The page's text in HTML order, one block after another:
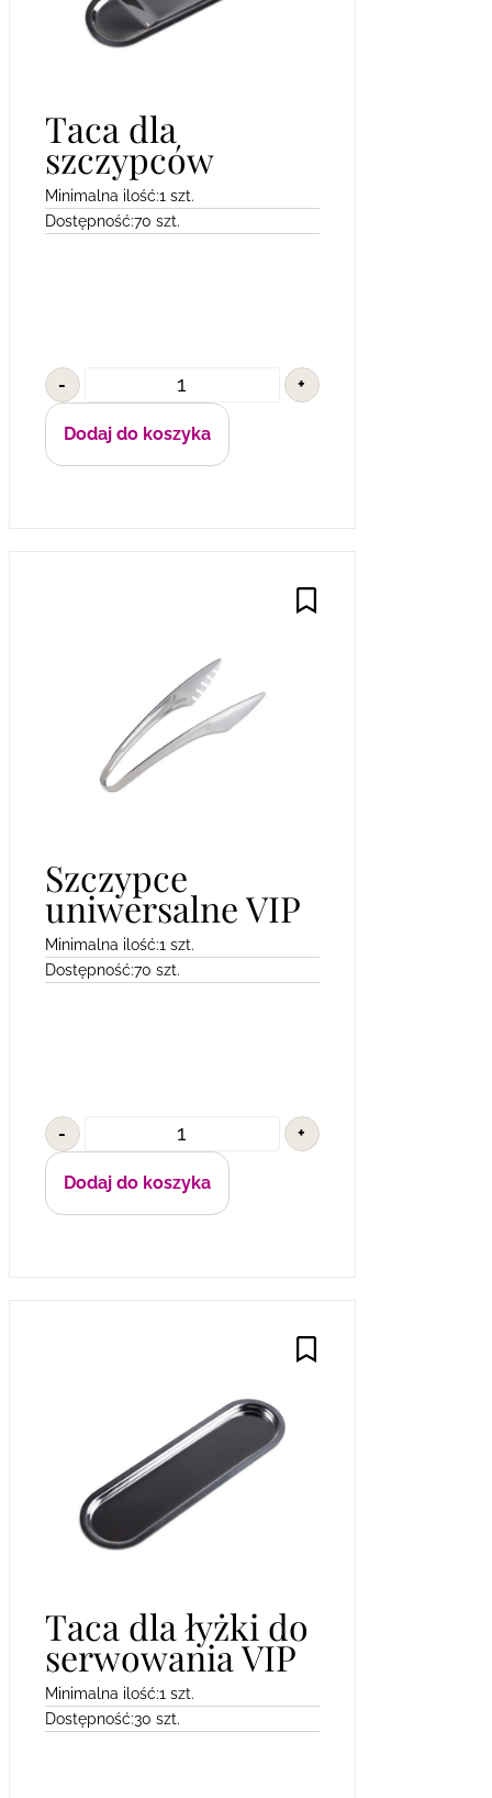
Taca dla
szczypców
Minimalna ilość:1 szt.
Dostępność:70 szt.
- +
Dodaj do koszyka
Szczypce
uniwersalne VIP
Minimalna ilość:1 szt.
Dostępność:70 szt.
- +
Dodaj do koszyka
Taca dla łyżki do
serwowania VIP
Minimalna ilość:1 szt.
Dostępność:30 szt.